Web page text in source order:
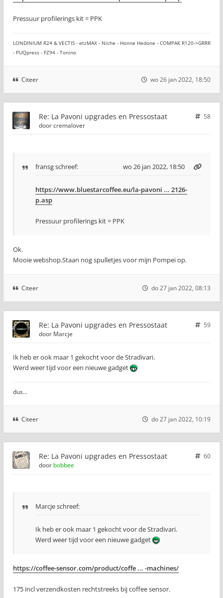
Pressuur profilerings kit = PPK
LONDINIUM R24 & VECTIS - etzMAX - Niche - Honne Hedone - COMPAK R120->GRRR
- PUQpress - FZ94 - Tonino
Citeer wo 26 jan 2022, 18:50
Re: La Pavoni upgrades en Pressostaat
58
doorcremalover
fransgschreef: wo 26 jan 2022, 18:50
https://www.bluestarcoffee.eu/la-pavoni ... 2126-
p.asp
Pressuur profilerings kit = PPK
Ok.
Mooie webshop.Staan nog spulletjes voor mijn Pompei op.
Citeer do 27 jan 2022, 08:13
Re: La Pavoni upgrades en Pressostaat
59
door Marcje
Ik heb er ook maar 1 gekocht voor de Stradivari.
Werd weer tijd voor een nieuwe gadget
dus...
Citeer do 27 jan 2022, 10:19
Re: La Pavoni upgrades en Pressostaat
60
door bobbee
Marcje schreef:
Ik heb er ook maar 1 gekocht voor de Stradivari.
Werd weer tijd voor een nieuwe gadget
https://coffee-sensor.com/product/coffe ... -machines/
175 incl verzendkosten rechtstreeks bij coffee sensor.